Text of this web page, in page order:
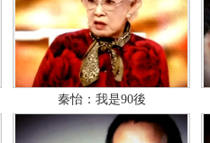
秦怡：我是90後